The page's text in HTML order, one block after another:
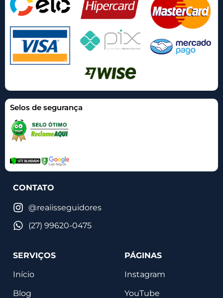
Selos de segurança
CONTATO
@reaiisseguidores
(27) 99620-0475
SERVIÇOS
Início
Blog
PÁGINAS
Instagram
YouTube